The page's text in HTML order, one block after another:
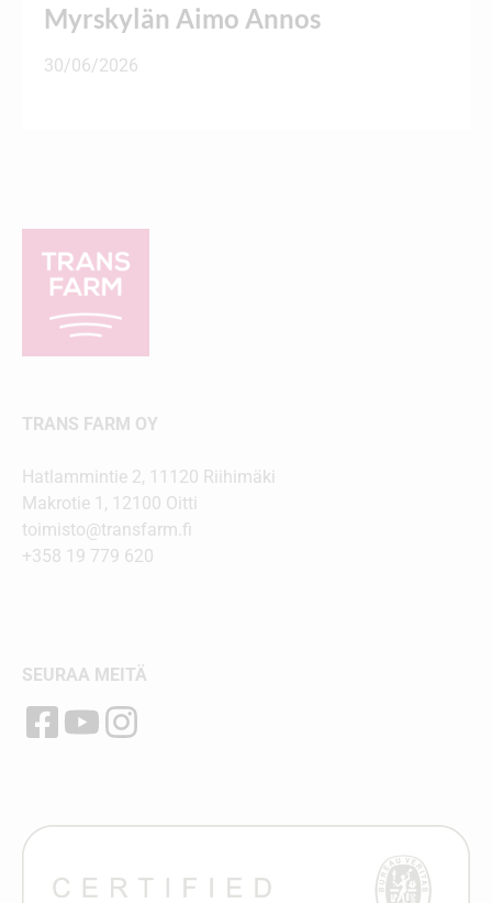
Myrskylän Aimo Annos
30/06/2026
TRANS FARM OY
Hatlammintie 2, 11120 Riihimäki
Makrotie 1, 12100 Oitti
toimisto@transfarm.fi
+358 19 779 620
SEURAA MEITÄ